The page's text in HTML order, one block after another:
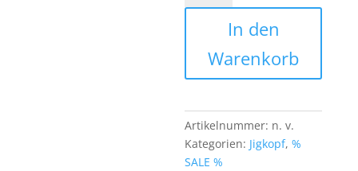
von
Gramm
starken
Haken,
Baitholder
In den
Warenkorb
Artikelnummer: n. v.
Kategorien: Jigkopf,%
SALE %